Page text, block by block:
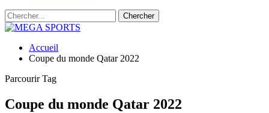
Accueil
Coupe du monde Qatar 2022
Parcourir Tag
Coupe du monde Qatar 2022